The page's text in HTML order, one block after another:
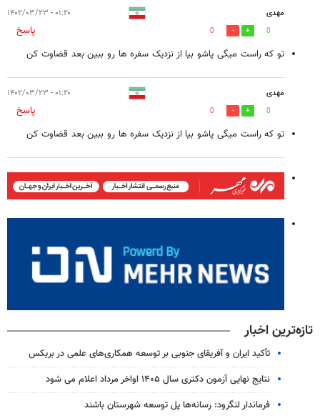
مهدی ۰۱:۲۰ - ۱۴۰۲/۰۳/۲۳
0
0
پاسخ
تو که راست میگی پاشو بیا از نزدیک سفره ها رو ببین بعد قضاوت کن
مهدی ۰۱:۲۰ - ۱۴۰۲/۰۳/۲۳
0
0
پاسخ
تو که راست میگی پاشو بیا از نزدیک سفره ها رو ببین بعد قضاوت کن
تازه‌ترین اخبار
تأکید ایران و آفریقای جنوبی بر توسعه همکاری‌های علمی در بریکس
نتایج نهایی آزمون دکتری سال ۱۴۰۵ اواخر مرداد اعلام می شود
فرماندار لنگرود: رسانه‌ها پل توسعه شهرستان باشند